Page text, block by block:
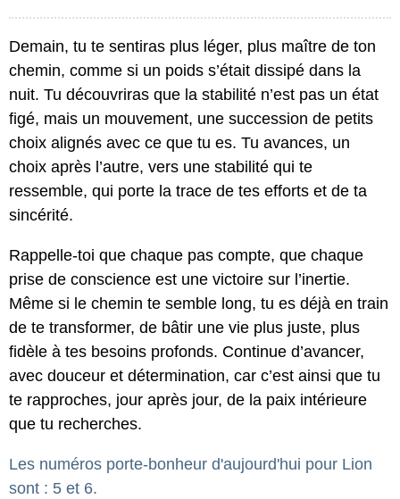
Demain, tu te sentiras plus léger, plus maître de ton
chemin, comme si un poids s’était dissipé dans la
nuit. Tu découvriras que la stabilité n’est pas un état
figé, mais un mouvement, une succession de petits
choix alignés avec ce que tu es. Tu avances, un
choix après l’autre, vers une stabilité qui te
ressemble, qui porte la trace de tes efforts et de ta
sincérité.
Rappelle-toi que chaque pas compte, que chaque
prise de conscience est une victoire sur l’inertie.
Même si le chemin te semble long, tu es déjà en train
de te transformer, de bâtir une vie plus juste, plus
fidèle à tes besoins profonds. Continue d’avancer,
avec douceur et détermination, car c’est ainsi que tu
te rapproches, jour après jour, de la paix intérieure
que tu recherches.
Les numéros porte-bonheur d'aujourd'hui pour Lion
sont : 5 et 6.